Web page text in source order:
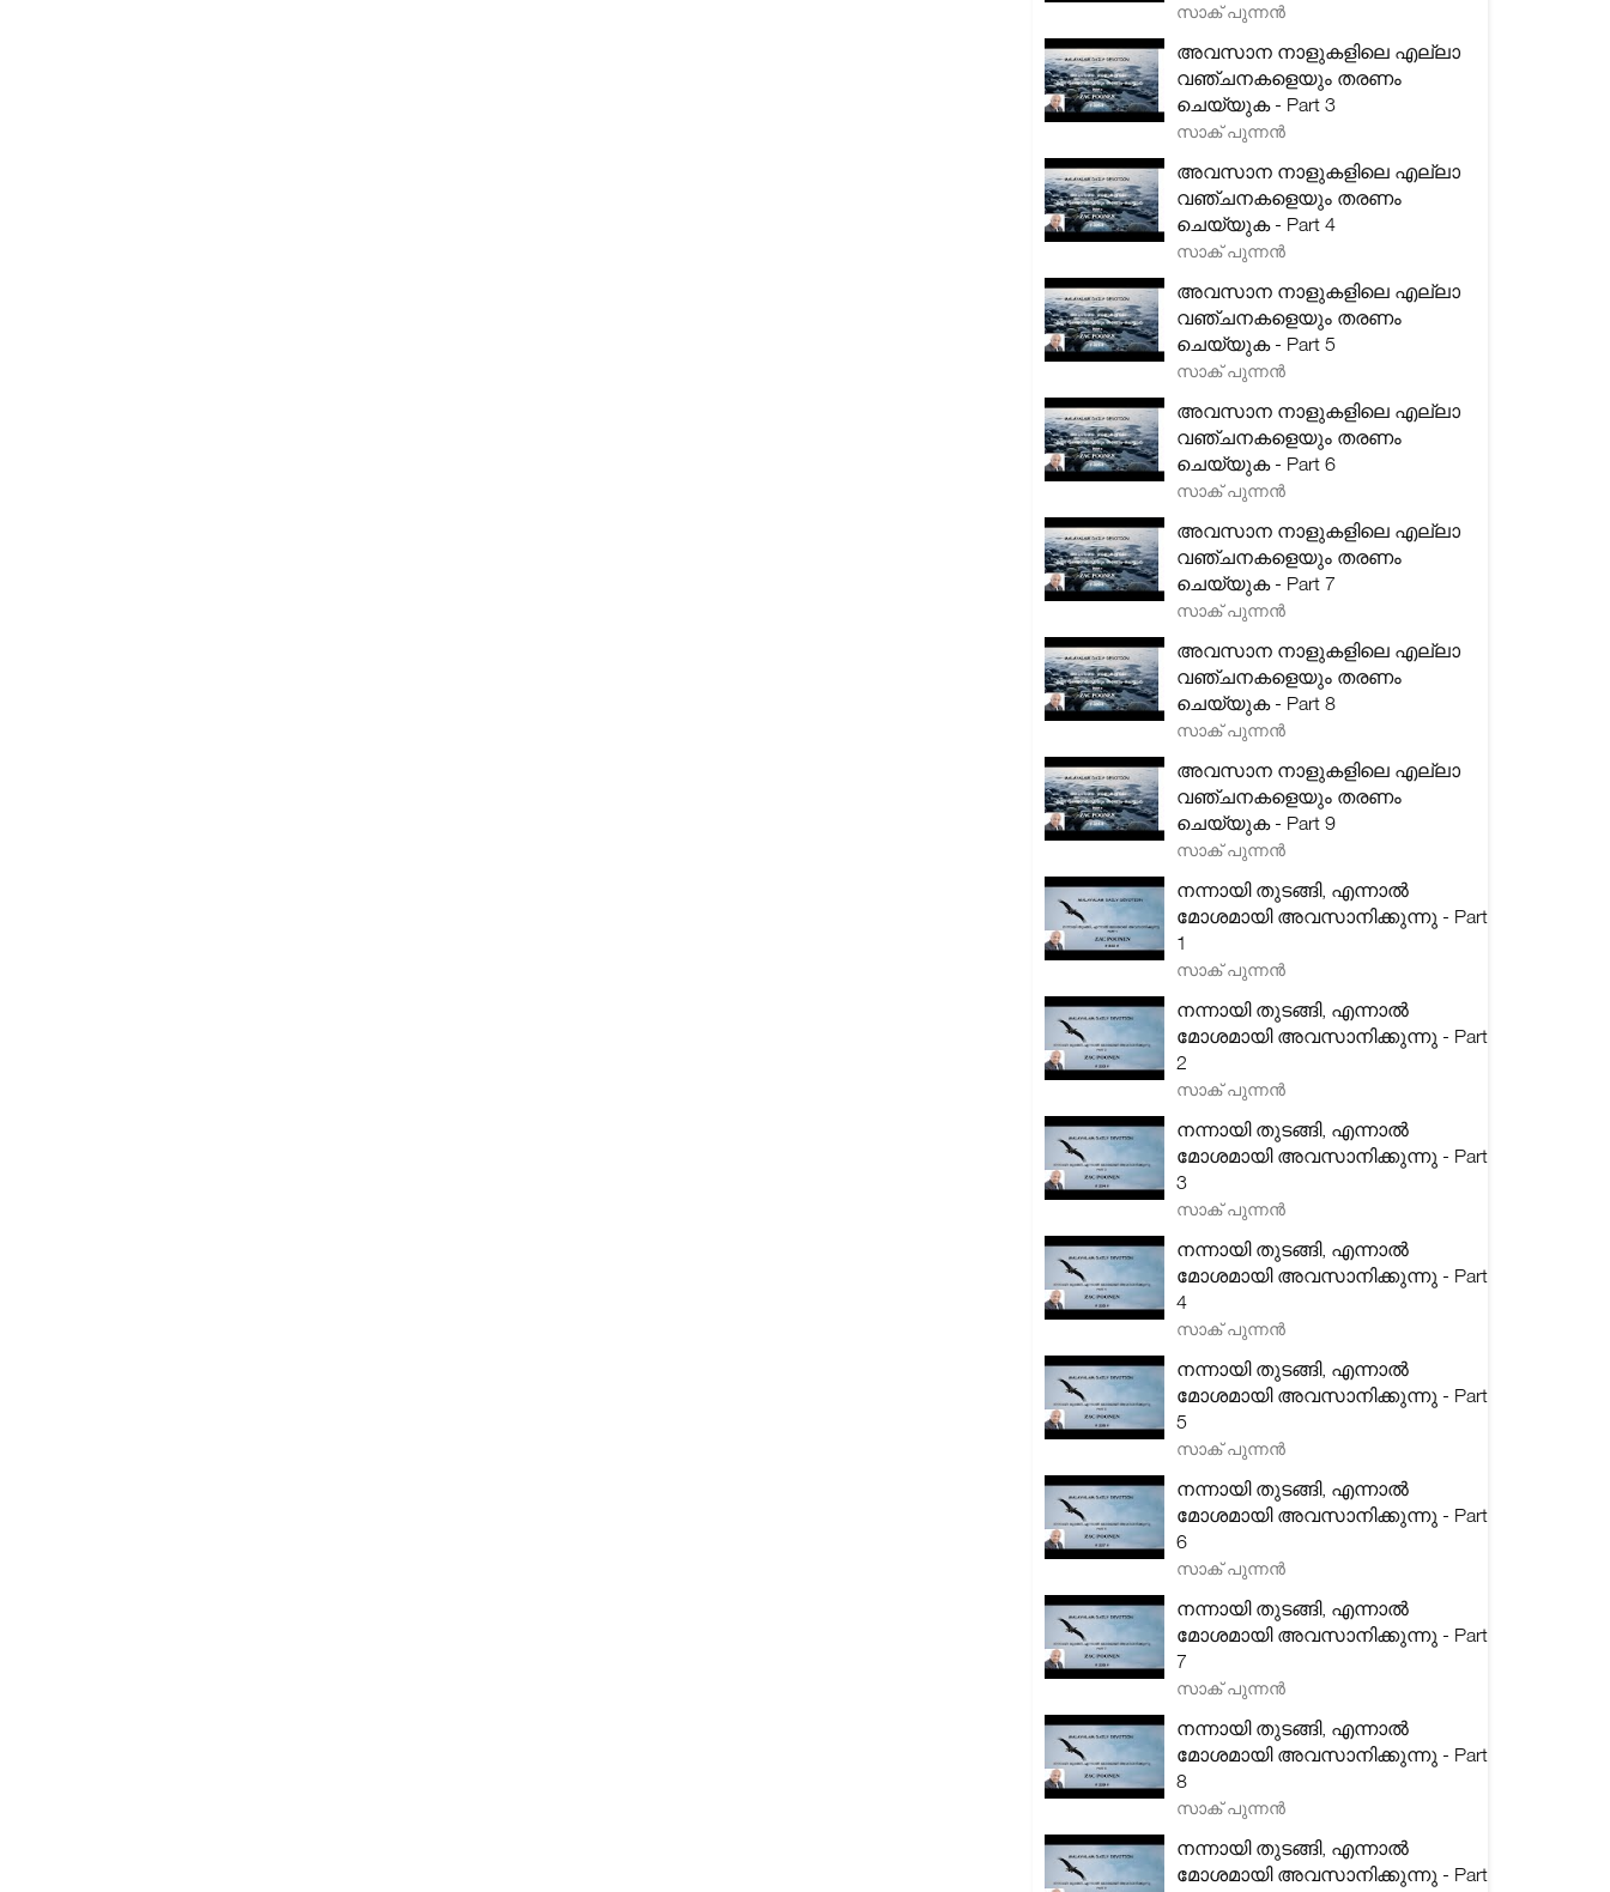
സാക് പുന്നൻ
അവസാന നാളുകളിലെ എല്ലാ
വഞ്ചനകളെയും തരണം
ചെയ്യുക - Part 3
സാക് പുന്നൻ
അവസാന നാളുകളിലെ എല്ലാ
വഞ്ചനകളെയും തരണം
ചെയ്യുക - Part 4
സാക് പുന്നൻ
അവസാന നാളുകളിലെ എല്ലാ
വഞ്ചനകളെയും തരണം
ചെയ്യുക - Part 5
സാക് പുന്നൻ
അവസാന നാളുകളിലെ എല്ലാ
വഞ്ചനകളെയും തരണം
ചെയ്യുക - Part 6
സാക് പുന്നൻ
അവസാന നാളുകളിലെ എല്ലാ
വഞ്ചനകളെയും തരണം
ചെയ്യുക - Part 7
സാക് പുന്നൻ
അവസാന നാളുകളിലെ എല്ലാ
വഞ്ചനകളെയും തരണം
ചെയ്യുക - Part 8
സാക് പുന്നൻ
അവസാന നാളുകളിലെ എല്ലാ
വഞ്ചനകളെയും തരണം
ചെയ്യുക - Part 9
സാക് പുന്നൻ
നന്നായി തുടങ്ങി, എന്നാൽ
മോശമായി അവസാനിക്കുന്നു - Part
1
സാക് പുന്നൻ
നന്നായി തുടങ്ങി, എന്നാൽ
മോശമായി അവസാനിക്കുന്നു - Part
2
സാക് പുന്നൻ
നന്നായി തുടങ്ങി, എന്നാൽ
മോശമായി അവസാനിക്കുന്നു - Part
3
സാക് പുന്നൻ
നന്നായി തുടങ്ങി, എന്നാൽ
മോശമായി അവസാനിക്കുന്നു - Part
4
സാക് പുന്നൻ
നന്നായി തുടങ്ങി, എന്നാൽ
മോശമായി അവസാനിക്കുന്നു - Part
5
സാക് പുന്നൻ
നന്നായി തുടങ്ങി, എന്നാൽ
മോശമായി അവസാനിക്കുന്നു - Part
6
സാക് പുന്നൻ
നന്നായി തുടങ്ങി, എന്നാൽ
മോശമായി അവസാനിക്കുന്നു - Part
7
സാക് പുന്നൻ
നന്നായി തുടങ്ങി, എന്നാൽ
മോശമായി അവസാനിക്കുന്നു - Part
8
സാക് പുന്നൻ
നന്നായി തുടങ്ങി, എന്നാൽ
മോശമായി അവസാനിക്കുന്നു - Part